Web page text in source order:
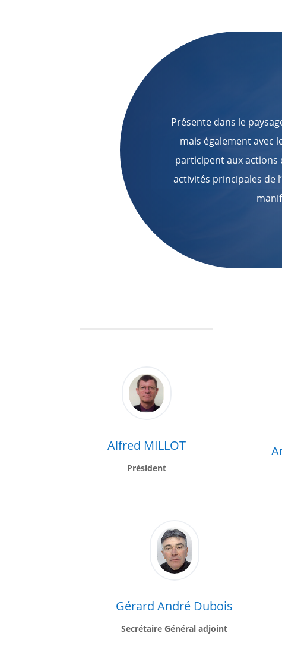
Présente dans le
mais également avec
participent aux actions
activités principales de
Alfred MILLOT
Président
Gérard André Dubois
Secrétaire Général adjoint